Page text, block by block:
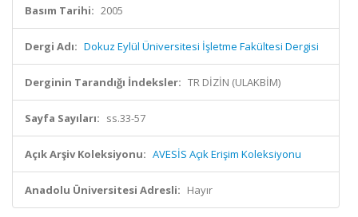
Basım Tarihi: 2005
Dergi Adı: Dokuz Eylül Üniversitesi İşletme Fakültesi Dergisi
Derginin Tarandığı İndeksler: TR DİZİN (ULAKBİM)
Sayfa Sayıları: ss.33-57
Açık Arşiv Koleksiyonu: AVESİS Açık Erişim Koleksiyonu
Anadolu Üniversitesi Adresli: Hayır